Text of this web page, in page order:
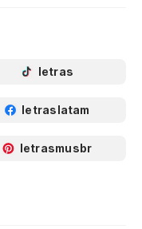
letras
letraslatam
letrasmusbr